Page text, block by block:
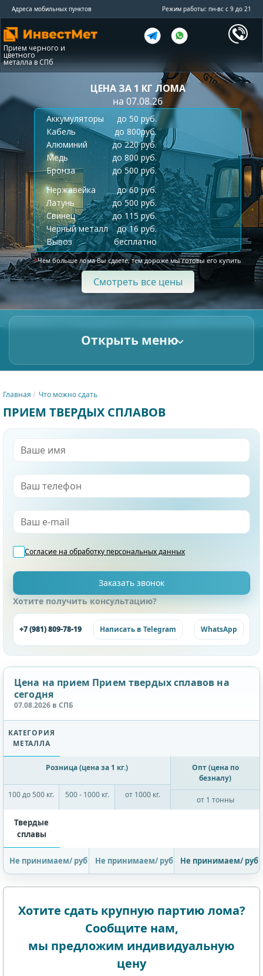
Адреса мобильных пунктов Режим работы: пн-вс с 9 до 21
Прием черного и
цветного
металла в СПб
ЦЕНА ЗА 1 КГ ЛОМА
на 07.08.26
Аккумуляторы
до 50 руб.
Кабель
до 800руб.
Алюминий
до 220 руб.
Медь
до 800 руб.
Бронза
до 500 руб.
Нержавейка
до 60 руб.
Латунь
до 500 руб.
Свинец
до 115 руб.
Черный металл
до 16 руб.
Вывоз
бесплатно
*Чем больше лома Вы сдаете, тем дороже мы готовы его купить
Смотреть все цены
Открыть меню
Главная Что можно сдать
ПРИЕМ ТВЕРДЫХ СПЛАВОВ
Согласие на обработку персональных данных
Хотите получить консультацию?
+7 (981) 809-78-19 Написать в Telegram WhatsApp
Цена на прием Прием твердых сплавов на
сегодня
07.08.2026 в СПБ
КАТЕГОРИЯ
МЕТАЛЛА
Розница (цена за 1 кг.)
100 до 500 кг. 500 - 1000 кг. от 1000 кг.
Опт (цена по
безналу)
от 1 тонны
Твердые
сплавы
Не принимаем/ руб Не принимаем/ руб Не принимаем/ руб
Хотите сдать крупную партию лома?
Сообщите нам,
мы предложим индивидуальную
цену